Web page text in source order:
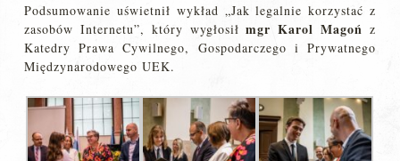
Podsumowanie uświetnił wykład „Jak legalnie korzystać z
zasobów Internetu”, który wygłosiłmgr Karol Magoń z
Katedry Prawa Cywilnego, Gospodarczego i Prywatnego
Międzynarodowego UEK.